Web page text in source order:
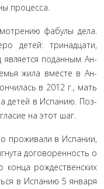
процесса.
фабулы дела.
детей: тринадцати,
является поданным Ан­
жила вместе в Ан­
в 2012 г., мать
детей в Испанию. Поз­
на этот шаг.
проживали в Испа­нии,
договорен­ность о
конца рождествен­ских
в Испанию 5 января